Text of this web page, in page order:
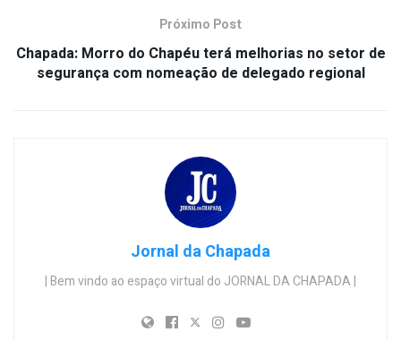
Próximo Post
Chapada: Morro do Chapéu terá melhorias no setor de
segurança com nomeação de delegado regional
Jornal da Chapada
| Bem vindo ao espaço virtual do JORNAL DA CHAPADA |